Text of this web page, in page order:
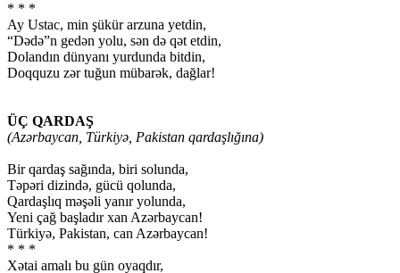
* * *
Ay Ustac, min şükür arzuna yetdin,
“Dədə”n gedən yolu, sən də qət etdin,
Dolandın dünyanı yurdunda bitdin,
Doqquzu zər tuğun mübarək, dağlar!
ÜÇ QARDAŞ
(Azərbaycan, Türkiyə, Pakistan qardaşlığına)
Bir qardaş sağında, biri solunda,
Təpəri dizində, gücü qolunda,
Qardaşlıq məşəli yanır yolunda,
Yeni çağ başladır xan Azərbaycan!
Türkiyə, Pakistan, can Azərbaycan!
* * *
Xətai amalı bu gün oyaqdır,